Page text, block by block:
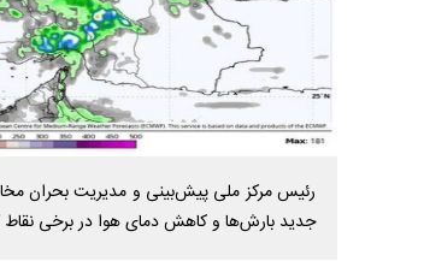
رئیس مرکز ملی پیش‌بینی و مدیریت بحران
جدید بارش‌ها و کاهش دمای هوا در برخی نقاط کشور از